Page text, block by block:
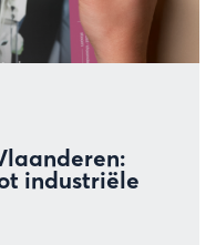
industriële